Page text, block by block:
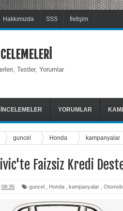
Hakkımızda SSS İletişim
Testler, Yorumlar
İNCELEMELER YORUMLAR
guncel Honda kampanyalar
Faizsiz Kredi
08:35 guncel Honda kampanyalar